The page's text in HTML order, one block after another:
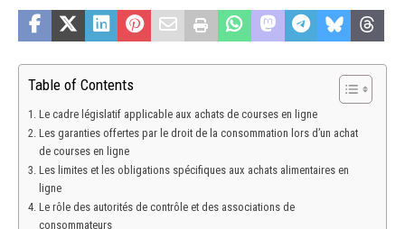
Table of Contents
Le cadre législatif applicable aux achats de courses en ligne
Les garanties offertes par le droit de la consommation lors d’un achat
de courses en ligne
Les limites et les obligations spécifiques aux achats alimentaires en
ligne
Le rôle des autorités de contrôle et des associations de
consommateurs